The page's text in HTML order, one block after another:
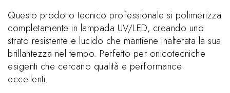
Questo prodotto tecnico professionale si polimerizza
completamente in lampada UV/LED, creando uno
strato resistente e lucido che mantiene inalterata la sua
brillantezza nel tempo. Perfetto per onicotecniche
esigenti che cercano qualità e performance
eccellenti.